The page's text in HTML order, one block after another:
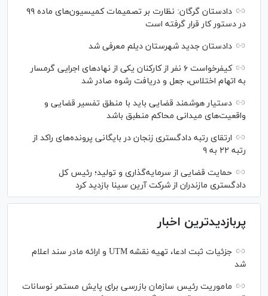
دادستان گرگان: نظارت بر تصمیمات کمیسیون‌های ماده ۹۹
در دستور کار قرار گرفته است
دادستان جدید شهرستان دیلم معرفی شد
کیفرخواست ۶ نفر از کارکنان یکی از نهاد‌های اجرایی گرمسار
به اتهام اختلاس، جعل و دریافت رشوه صادر شد
دستیار هوشمند قضایی باید با منطق تفسیر قضایی و
واقعیت‌های میدانی محاکم منطبق باشد
ارتقای رتبه دادگستری زنجان در بایگانی پرونده‌های راکد از
رتبه ۲۲ به ۹
حمایت قضایی از سرمایه‌گذاری و تولید؛ رئیس کل
دادگستری مازندران از شرکت آرین سینا بازدید کرد
پربازدیدترین اخبار
جزئیات ثبت ادعا، تهیه نقشه UTM و ارائه مادر سند اعلام
شد
ماموریت رئیس سازمان بازرسی برای پایش مستمر نوسانات